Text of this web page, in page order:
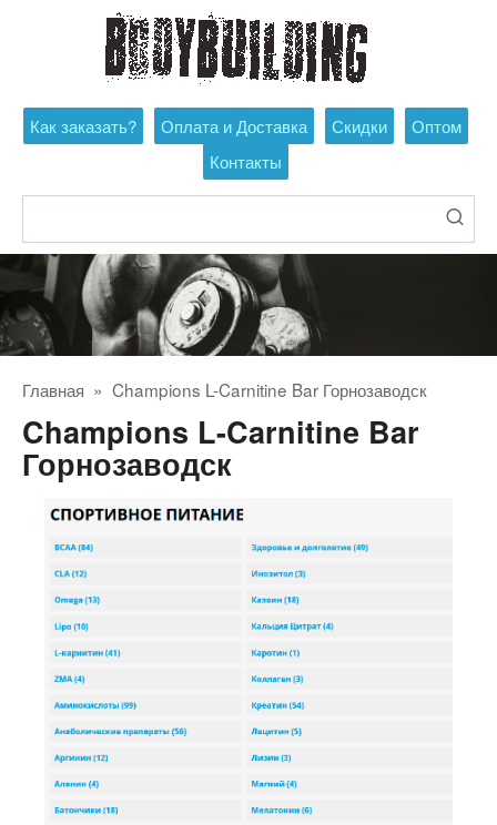
Как заказать? Оплата и Доставка Скидки
Оптом
Контакты
Главная » Champions L-Carnitine Bar Горнозаводск
Champions L-Carnitine Bar
Горнозаводск